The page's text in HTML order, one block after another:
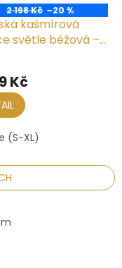
2 198 Kč –20 %
kašmírová
světle béžová –
Kč
(S-XL)